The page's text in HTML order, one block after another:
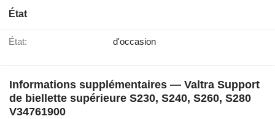
État
État: d'occasion
Informations supplémentaires — Valtra Support
de biellette supérieure S230, S240, S260, S280
V34761900